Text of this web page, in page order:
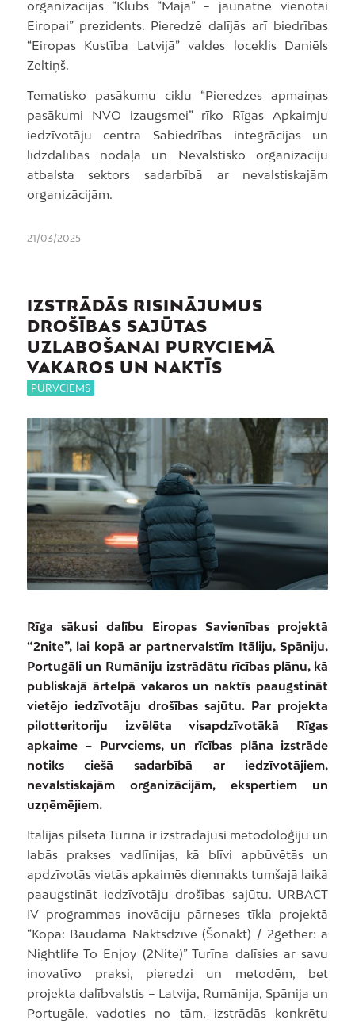
organizācijas “Klubs “Māja” – jaunatne vienotai
Eiropai” prezidents. Pieredzē dalījās arī biedrības
“Eiropas Kustība Latvijā” valdes loceklis Daniēls
Zeltiņš.
Tematisko pasākumu ciklu “Pieredzes apmaiņas
pasākumi NVO izaugsmei” rīko Rīgas Apkaimju
iedzīvotāju centra Sabiedrības integrācijas un
līdzdalības nodaļa un Nevalstisko organizāciju
atbalsta sektors sadarbībā ar nevalstiskajām
organizācijām.
21/03/2025
IZSTRĀDĀS RISINĀJUMUS
DROŠĪBAS SAJŪTAS
UZLABOŠANAI PURVCIEMĀ
VAKAROS UN NAKTĪS
PURVCIEMS
Rīga sākusi dalību Eiropas Savienības projektā
“2nite”, lai kopā ar partnervalstīm Itāliju, Spāniju,
Portugāli un Rumāniju izstrādātu rīcības plānu, kā
publiskajā ārtelpā vakaros un naktīs paaugstināt
vietējo iedzīvotāju drošības sajūtu. Par projekta
pilotteritoriju izvēlēta visapdzīvotākā Rīgas
apkaime – Purvciems, un rīcības plāna izstrāde
notiks ciešā sadarbībā ar iedzīvotājiem,
nevalstiskajām organizācijām, ekspertiem un
uzņēmējiem.
Itālijas pilsēta Turīna ir izstrādājusi metodoloģiju un
labās prakses vadlīnijas, kā blīvi apbūvētās un
apdzīvotās vietās apkaimēs diennakts tumšajā laikā
paaugstināt iedzīvotāju drošības sajūtu. URBACT
IV programmas inovāciju pārneses tīkla projektā
“Kopā: Baudāma Naktsdzīve (Šonakt) / 2gether: a
Nightlife To Enjoy (2Nite)” Turīna dalīsies ar savu
inovatīvo praksi, pieredzi un metodēm, bet
projekta dalībvalstis – Latvija, Rumānija, Spānija un
Portugāle, vadoties no tām, izstrādās konkrētu